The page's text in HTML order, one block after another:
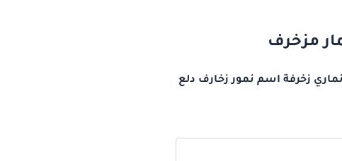
مزخرف
زخرفة اسم نمور زخارف دلع